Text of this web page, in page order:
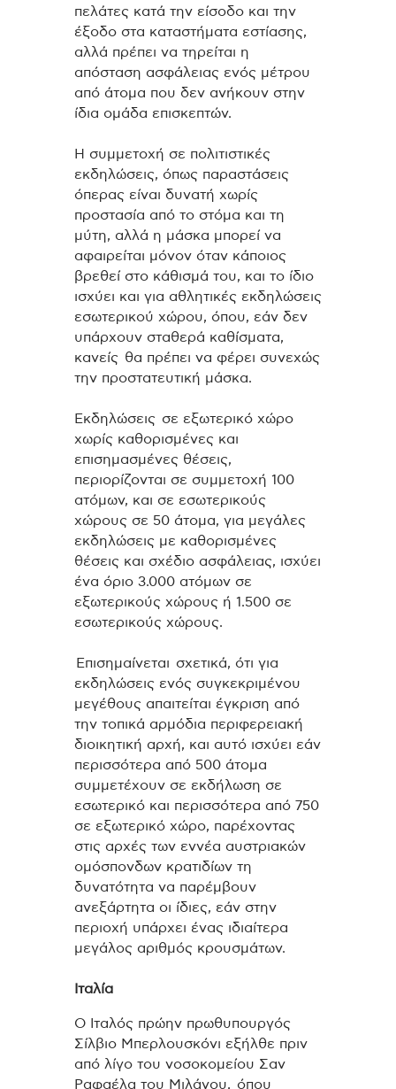
πελάτες κατά την είσοδο και την
έξοδο στα καταστήματα εστίασης,
αλλά πρέπει να τηρείται η
απόσταση ασφάλειας ενός μέτρου
από άτομα που δεν ανήκουν στην
ίδια ομάδα επισκεπτών.
Η συμμετοχή σε πολιτιστικές
εκδηλώσεις, όπως παραστάσεις
όπερας είναι δυνατή χωρίς
προστασία από το στόμα και τη
μύτη, αλλά η μάσκα μπορεί να
αφαιρείται μόνον όταν κάποιος
βρεθεί στο κάθισμά του, και το ίδιο
ισχύει και για αθλητικές εκδηλώσεις
εσωτερικού χώρου, όπου, εάν δεν
υπάρχουν σταθερά καθίσματα,
κανείς θα πρέπει να φέρει συνεχώς
την προστατευτική μάσκα.
Εκδηλώσεις σε εξωτερικό χώρο
χωρίς καθορισμένες και
επισημασμένες θέσεις,
περιορίζονται σε συμμετοχή 100
ατόμων, και σε εσωτερικούς
χώρους σε 50 άτομα, για μεγάλες
εκδηλώσεις με καθορισμένες
θέσεις και σχέδιο ασφάλειας, ισχύει
ένα όριο 3.000 ατόμων σε
εξωτερικούς χώρους ή 1.500 σε
εσωτερικούς χώρους.
Επισημαίνεται σχετικά, ότι για
εκδηλώσεις ενός συγκεκριμένου
μεγέθους απαιτείται έγκριση από
την τοπικά αρμόδια περιφερειακή
διοικητική αρχή, και αυτό ισχύει εάν
περισσότερα από 500 άτομα
συμμετέχουν σε εκδήλωση σε
εσωτερικό και περισσότερα από 750
σε εξωτερικό χώρο, παρέχοντας
στις αρχές των εννέα αυστριακών
ομόσπονδων κρατιδίων τη
δυνατότητα να παρέμβουν
ανεξάρτητα οι ίδιες, εάν στην
περιοχή υπάρχει ένας ιδιαίτερα
μεγάλος αριθμός κρουσμάτων.
Ιταλία
Ο Ιταλός πρώην πρωθυπουργός
Σίλβιο Μπερλουσκόνι εξήλθε πριν
από λίγο του νοσοκομείου Σαν
Ραφαέλα του Μιλάνου, όπου